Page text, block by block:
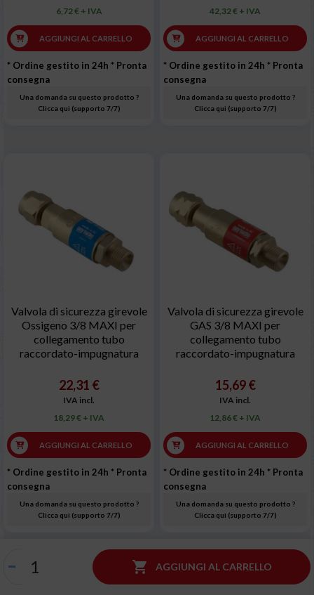
 AGGIUNGI AL CARRELLO
6,72 € + IVA
AGGIUNGI AL CARRELLO
* Ordine gestito in 24h * Pronta
consegna
Una domanda su questo prodotto ?
Clicca qui (supporto 7/7)
42,32 € + IVA
AGGIUNGI AL CARRELLO
* Ordine gestito in 24h * Pronta
consegna
Una domanda su questo prodotto ?
Clicca qui (supporto 7/7)
Valvola di sicurezza girevole
Ossigeno 3/8 MAXI per
collegamento tubo
raccordato-impugnatura
22,31 €
IVA incl.
18,29 € + IVA
AGGIUNGI AL CARRELLO
* Ordine gestito in 24h * Pronta
consegna
Una domanda su questo prodotto ?
Clicca qui (supporto 7/7)
Valvola di sicurezza girevole
GAS 3/8 MAXI per
collegamento tubo
raccordato-impugnatura
15,69 €
IVA incl.
12,86 € + IVA
AGGIUNGI AL CARRELLO
* Ordine gestito in 24h * Pronta
consegna
Una domanda su questo prodotto ?
Clicca qui (supporto 7/7)